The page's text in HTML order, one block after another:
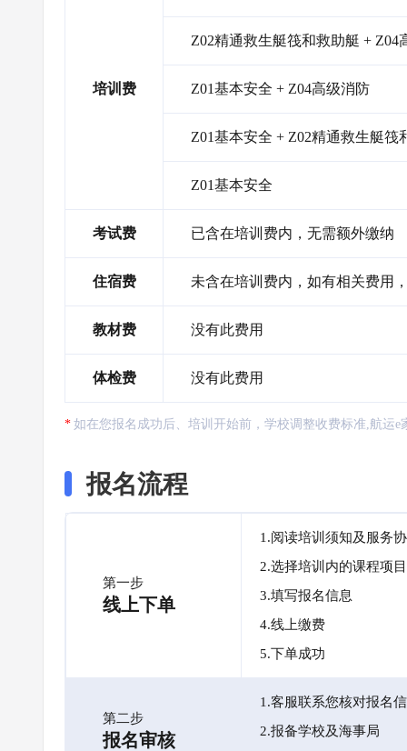
培训费
Z02精通救生艇筏和救助艇 + Z04
Z01基本安全 + Z04高级消防
Z01基本安全 + Z02精通救生艇筏
Z01基本安全
考试费 已含在培训费内，无需额外缴纳
住宿费 未含在培训费内，如有相关费用
教材费 没有此费用
体检费 没有此费用
如在您报名成功后、培训开始前，学校调整收费标准,航运
报名流程
第一步
线上下单
1.阅读培训须知及服务
2.选择培训内的课程项目
3.填写报名信息
4.线上缴费
5.下单成功
第二步
报名审核
1.客服联系您核对报名
2.报备学校及海事局